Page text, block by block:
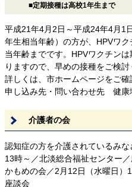
■定期接種は高校1年生まで
平成21年4月2日～平成24年4月1
年生相当年齢）の方が、HPVワ
当年齢までです。HPVワクチン
りますので、早めの接種をご検討
詳しくは、市ホームページをご確
申し込み先・問い合わせ先 健
介護者の会
認知症の方を介護されているみな
13時～／北淡総合福祉センター
かもめの会／2月12日（水曜日）
座談会